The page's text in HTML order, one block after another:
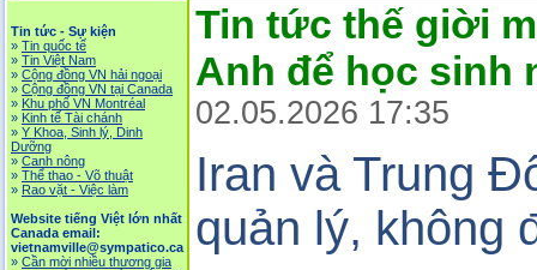
Tin tức - Sự kiện
» Tin quốc tế
» Tin Việt Nam
» Cộng đồng VN hải ngoại
» Cộng đồng VN tại Canada
» Khu phố VN Montréal
» Kinh tế Tài chánh
» Y Khoa, Sinh lý, Dinh
Dưỡng
» Canh nông
» Thể thao - Võ thuật
» Rao vặt - Việc làm
Website tiếng Việt lớn nhất
Canada email:
vietnamville@sympatico.ca
» Cần mời nhiều thương gia
Tin tức thế giời
Anh để học sinh
02.05.2026 17:35
Iran và Trung
quản lý, không